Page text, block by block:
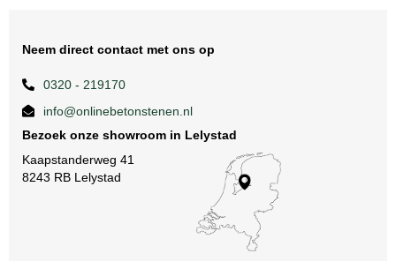
Neem direct contact met ons op
0320 - 219170
info@onlinebetonstenen.nl
Bezoek onze showroom in Lelystad
Kaapstanderweg 41
8243 RB Lelystad